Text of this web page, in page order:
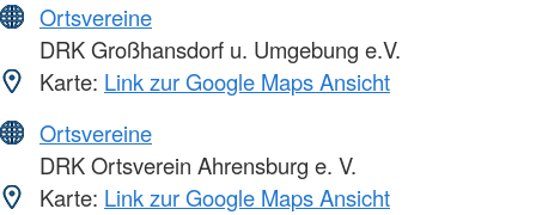
Ortsvereine
DRK Großhansdorf u. Umgebung e.V.
Karte: Link zur Google Maps Ansicht
Ortsvereine
DRK Ortsverein Ahrensburg e. V.
Karte: Link zur Google Maps Ansicht